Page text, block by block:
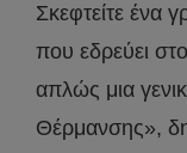
Σκεφτείτε ένα
που εδρεύει
απλώς μια
Θέρμανσης»,